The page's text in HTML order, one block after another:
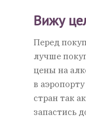
Вижу
Перед
лучше
цены на
в
стран так
запастись